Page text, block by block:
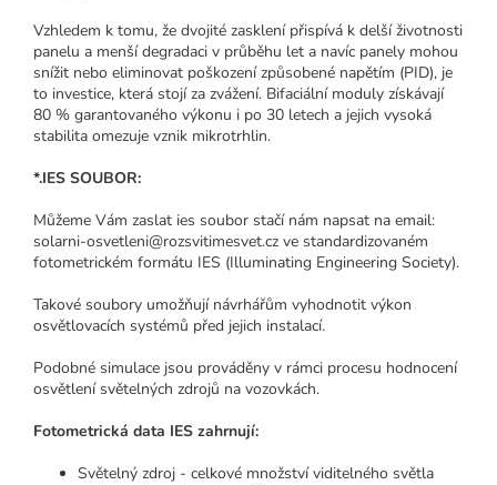
Vzhledem k tomu, že dvojité zasklení přispívá k delší životnosti
panelu a menší degradaci v průběhu let a navíc panely mohou
snížit nebo eliminovat poškození způsobené napětím (PID), je
to investice, která stojí za zvážení. Bifaciální moduly získávají
80 % garantovaného výkonu i po 30 letech a jejich vysoká
stabilita omezuje vznik mikrotrhlin.
*.IES SOUBOR:
Můžeme Vám zaslat ies soubor stačí nám napsat na email:
solarni-osvetleni@rozsvitimesvet.cz ve standardizovaném
fotometrickém formátu IES (Illuminating Engineering Society).
Takové soubory umožňují návrhářům vyhodnotit výkon
osvětlovacích systémů před jejich instalací.
Podobné simulace jsou prováděny v rámci procesu hodnocení
osvětlení světelných zdrojů na vozovkách.
Fotometrická data IES zahrnují:
Světelný zdroj - celkové množství viditelného světla